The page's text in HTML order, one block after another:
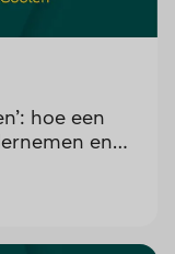
hoe een
en